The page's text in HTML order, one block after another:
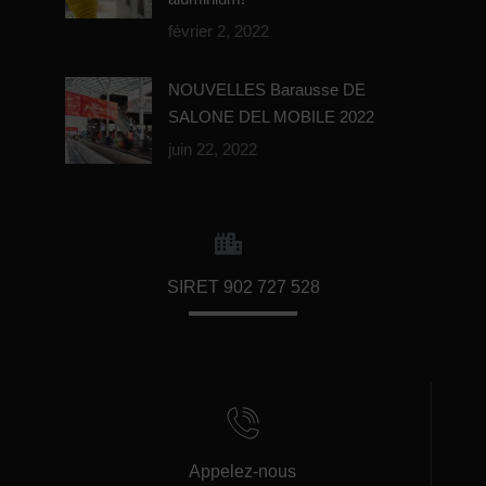
février 2, 2022
NOUVELLES Barausse DE
SALONE DEL MOBILE 2022
juin 22, 2022
SIRET 902 727 528
Appelez-nous